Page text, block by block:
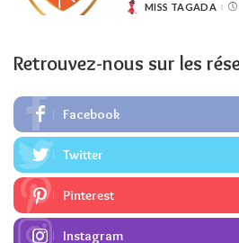
POSTED
MISS TAGADA
Retrouvez-nous sur les
Facebook
Twitter
Pinterest
Instagram